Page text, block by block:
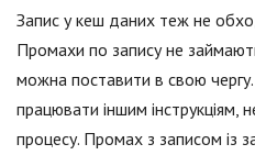
Запис у кеш даних теж не
Промахи по запису не
можна поставити в свою
працювати іншим інструкціям,
процесу. Промах з записом із